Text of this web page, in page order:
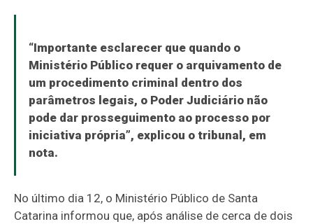
“Importante esclarecer que quando o
Ministério Público requer o arquivamento de
um procedimento criminal dentro dos
parâmetros legais, o Poder Judiciário não
pode dar prosseguimento ao processo por
iniciativa própria”, explicou o tribunal, em
nota.
No último dia 12, o Ministério Público de Santa
Catarina informou que, após análise de cerca de dois